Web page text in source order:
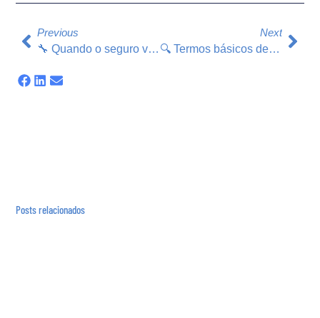
Previous
🔧 Quando o seguro vira herói…
Next
🔍 Termos básicos de seguro explicados de forma simples.
Posts relacionados